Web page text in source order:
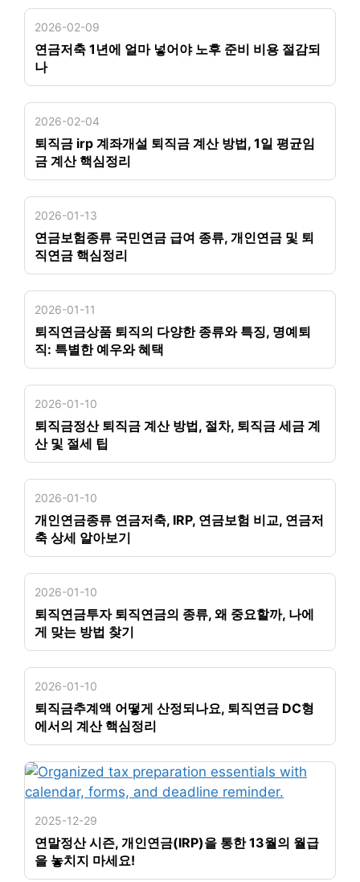
2026-02-09
연금저축 1년에 얼마 넣어야 노후 준비 비용 절감되
나
2026-02-04
퇴직금 irp 계좌개설 퇴직금 계산 방법, 1일 평균임
금 계산 핵심정리
2026-01-13
연금보험종류 국민연금 급여 종류, 개인연금 및 퇴
직연금 핵심정리
2026-01-11
퇴직연금상품 퇴직의 다양한 종류와 특징, 명예퇴
직: 특별한 예우와 혜택
2026-01-10
퇴직금정산 퇴직금 계산 방법, 절차, 퇴직금 세금 계
산 및 절세 팁
2026-01-10
개인연금종류 연금저축, IRP, 연금보험 비교, 연금저
축 상세 알아보기
2026-01-10
퇴직연금투자 퇴직연금의 종류, 왜 중요할까, 나에
게 맞는 방법 찾기
2026-01-10
퇴직금추계액 어떻게 산정되나요, 퇴직연금 DC형
에서의 계산 핵심정리
2025-12-29
연말정산 시즌, 개인연금(IRP)을 통한 13월의 월급
을 놓치지 마세요!